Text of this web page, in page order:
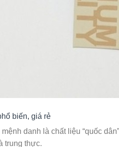
biến, giá rẻ
danh là chất liệu “quốc
trung thực.